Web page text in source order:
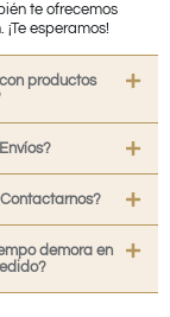
te ofrecemos
esperamos!
productos
demora en